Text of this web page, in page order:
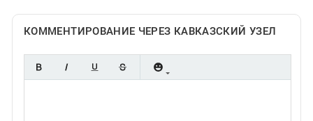
КОММЕНТИРОВАНИЕ ЧЕРЕЗ КАВКАЗСКИЙ УЗЕЛ